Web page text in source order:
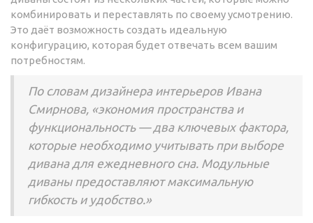
комбинировать и переставлять по своему усмотрению.
Это даёт возможность создать идеальную
конфигурацию, которая будет отвечать всем вашим
потребностям.
По словам дизайнера интерьеров Ивана
Смирнова, «экономия пространства и
функциональность — два ключевых фактора,
которые необходимо учитывать при выборе
дивана для ежедневного сна. Модульные
диваны предоставляют максимальную
гибкость и удобство.»